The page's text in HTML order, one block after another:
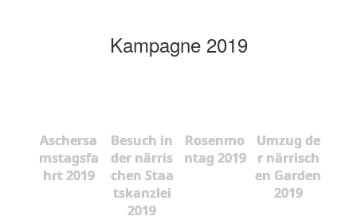
Kampagne 2019
Aschersa
mstagsfa
hrt 2019
Besuch in
der närris
chen Staa
tskanzlei
2019
Rosenmo
ntag 2019
Umzug de
r närrisch
en Garden
2019